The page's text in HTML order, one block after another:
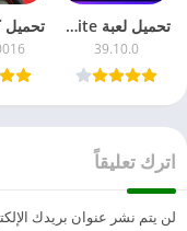
تحميل لعبة Fortnite مهكرة 2026 جاهزة – للأندرويد APK آخر تحديث مجاناً
39.10.0
اترك تعليقاً
لن يتم نشر عنوان بريدك